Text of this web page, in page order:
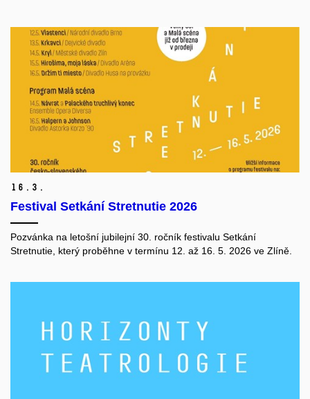
16. 3.
Festival Setkání Stretnutie 2026
Pozvánka na letošní jubilejní 30. ročník festivalu Setkání
Stretnutie , který proběhne v termínu 12. až 16. 5. 2026 ve Zlíně